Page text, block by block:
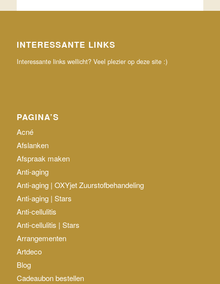
INTERESSANTE LINKS
Interessante links wellicht? Veel plezier op deze site :)
PAGINA’S
Acné
Afslanken
Afspraak maken
Anti-aging
Anti-aging | OXYjet Zuurstofbehandeling
Anti-aging | Stars
Anti-cellulitis
Anti-cellulitis | Stars
Arrangementen
Artdeco
Blog
Cadeaubon bestellen